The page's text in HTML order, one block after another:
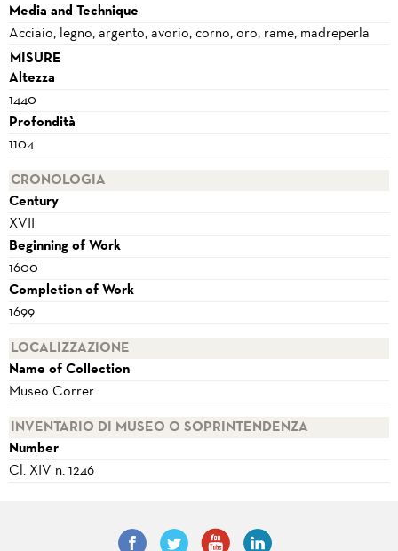
Media and Technique
Acciaio, legno, argento, avorio, corno, oro, rame, madreperla
MISURE
Altezza
1440
Profondità
1104
CRONOLOGIA
Century
XVII
Beginning of Work
1600
Completion of Work
1699
LOCALIZZAZIONE
Name of Collection
Museo Correr
INVENTARIO DI MUSEO O SOPRINTENDENZA
Number
Cl. XIV n. 1246